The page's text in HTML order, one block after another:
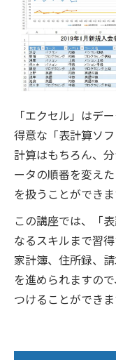
「エクセル」はデ
得意な「表計算ソフ
計算はもちろん、
ータの順番を変え
を扱うことができま
この講座では、「
なるスキルまで習
家計簿、住所録、
を進められますの
つけることができま